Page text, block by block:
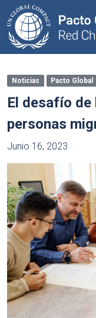
Noticias Pacto Global
El desafío
personas
Junio 16, 2023